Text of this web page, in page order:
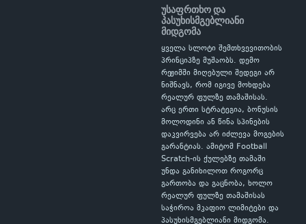
უსაფრთხო და
პასუხისმგებლიანი
მიდგომა
ყველა სლოტი შემთხვევითობის
პრინციპზე მუშაობს. დემო
რეჟიმში მიღებული შედეგი არ
ნიშნავს, რომ იგივე მოხდება
რეალურ ფულზე თამაშისას.
არც ერთი სტრატეგია, ბონუსის
მოლოდინი ან წინა სპინების
დაკვირვება არ იძლევა მოგების
გარანტიას. ამიტომ Football
Scratch-ის ქულებზე თამაში
უნდა განიხილოთ როგორც
გართობა და გაცნობა, ხოლო
რეალურ ფულზე თამაშისას
საჭიროა მკაფიო ლიმიტები და
პასუხისმგებლიანი მიდგომა.